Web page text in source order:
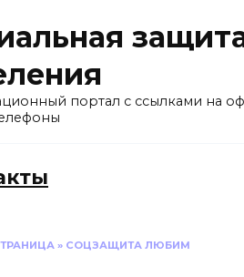
портал с ссылками на
» СОЦЗАЩИТА ЛЮБИМ